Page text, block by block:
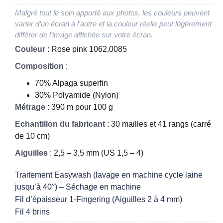
Malgré tout le soin apporté aux photos, les couleurs peuvent
varier d’un écran à l’autre et la couleur réelle peut légèrement
différer de l’image affichée sur votre écran.
Couleur : Rose pink 1062.0085
Composition :
70% Alpaga superfin
30% Polyamide (Nylon)
Métrage : 390 m pour 100 g
Echantillon du fabricant : 30 mailles et 41 rangs (carré
de 10 cm)
Aiguilles : 2,5 – 3,5 mm (US 1,5 – 4)
Traitement Easywash (lavage en machine cycle laine
jusqu’à 40°) – Séchage en machine
Fil d’épaisseur 1-Fingering (Aiguilles 2 à 4 mm)
Fil 4 brins